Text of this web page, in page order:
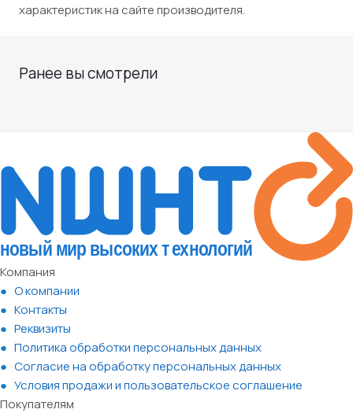
характеристик на сайте производителя.
Ранее вы смотрели
Компания
О компании
Контакты
Реквизиты
Политика обработки персональных данных
Согласие на обработку персональных данных
Условия продажи и пользовательское соглашение
Покупателям